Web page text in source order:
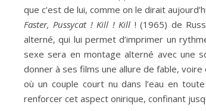
que c’est de lui, comme on le dirait
Faster, Pussycat ! Kill ! Kill ! (1965) de
alterné, qui lui permet d’imprimer un
sexe sera en montage alterné avec une
donner à ses films une allure de fable,
où un couple court nu dans l’eau en
renforcer cet aspect onirique, confinant